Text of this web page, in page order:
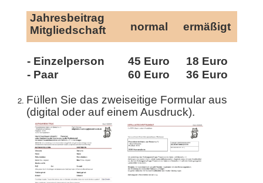
Jahresbeitrag
Mitgliedschaft
normal ermäßigt
- Einzelperson 45 Euro
18 Euro
- Paar
60 Euro 36 Euro
Füllen Sie das zweiseitige Formular aus
(digital oder auf einem Ausdruck).